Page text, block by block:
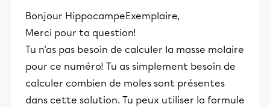
Bonjour HippocampeExemplaire,
Merci pour ta question!
Tu n'as pas besoin de calculer la masse molaire
pour ce numéro! Tu as simplement besoin de
calculer combien de moles sont présentes
dans cette solution. Tu peux utiliser la formule